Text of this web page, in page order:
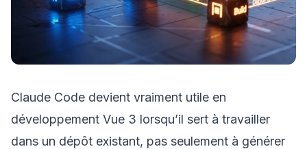
Claude Code devient vraiment utile en
développement Vue 3 lorsqu’il sert à travailler
dans un dépôt existant, pas seulement à générer